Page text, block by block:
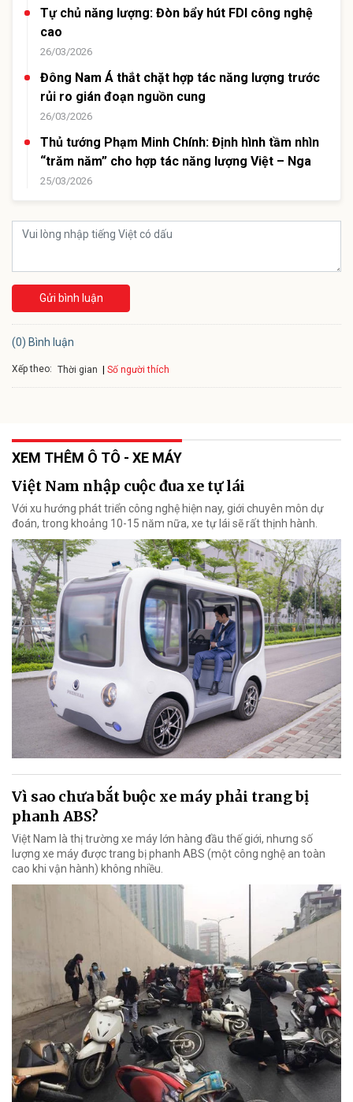
Tự chủ năng lượng: Đòn bẩy hút FDI công nghệ
cao
26/03/2026
Đông Nam Á thắt chặt hợp tác năng lượng trước
rủi ro gián đoạn nguồn cung
26/03/2026
Thủ tướng Phạm Minh Chính: Định hình tầm nhìn
“trăm năm” cho hợp tác năng lượng Việt – Nga
25/03/2026
Gửi bình luận
(0) Bình luận
Xếp theo: Thời gian Số người thích
XEM THÊM Ô TÔ - XE MÁY
Việt Nam nhập cuộc đua xe tự lái
Với xu hướng phát triển công nghệ hiện nay, giới chuyên môn dự
đoán, trong khoảng 10-15 năm nữa, xe tự lái sẽ rất thịnh hành.
Vì sao chưa bắt buộc xe máy phải trang bị
phanh ABS?
Việt Nam là thị trường xe máy lớn hàng đầu thế giới, nhưng số
lượng xe máy được trang bị phanh ABS (một công nghệ an toàn
cao khi vận hành) không nhiều.